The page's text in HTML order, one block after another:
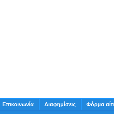
Επικοινωνία Διαφημίσεις Φόρμα